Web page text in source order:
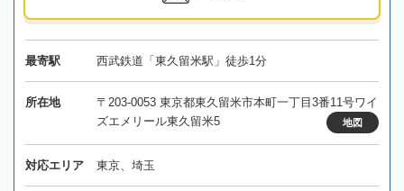
最寄駅 西武鉄道「東久留米駅」徒歩1分
所在地
〒203-0053 東京都東久留米市本町一丁目3番11号ワイ
ズエメリール東久留米5
地図
対応エリア 東京、埼玉